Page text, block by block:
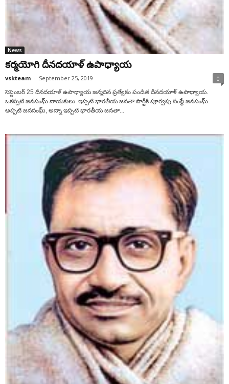
News
కర్మయోగి దీనదయాళ్‌ ఉపాధ్యాయ
vskteam - September 25, 2019 0
సెప్టెంబర్‌ 25 దీనదయాళ్‌ ఉపాధ్యాయ జన్మదిన ప్రత్యేకం పండిత దీనదయాళ్‌ ఉపాధ్యాయ.
ఒకప్పటి జనసంఘ్‌ నాయకులు. ఇప్పటి భారతీయ జనతా పార్టీకి పూర్వపు సంస్థే జనసంఘ్‌.
అప్పటి జనసంఘ్‌, అన్నా ఇప్పటి భారతీయ జనతా...